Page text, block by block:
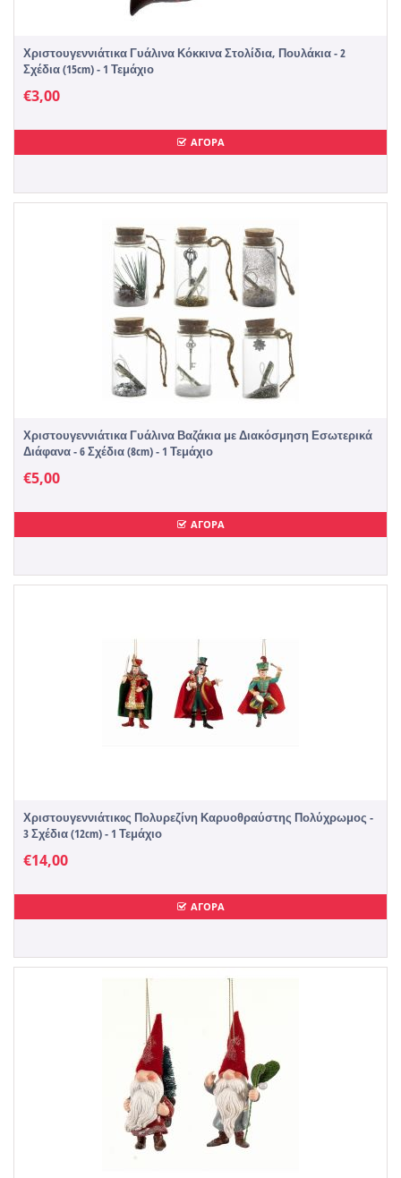
Χριστουγεννιάτικα Γυάλινα Κόκκινα Στολίδια, Πουλάκια - 2
Σχέδια (15cm) - 1 Τεμάχιο
€3,00
ΑΓΟΡΑ
Χριστουγεννιάτικα Γυάλινα Βαζάκια με Διακόσμηση Εσωτερικά
Διάφανα - 6 Σχέδια (8cm) - 1 Τεμάχιο
€5,00
ΑΓΟΡΑ
Χριστουγεννιάτικoς Πολυρεζίνη Καρυοθραύστης Πολύχρωμος -
3 Σχέδια (12cm) - 1 Τεμάχιο
€14,00
ΑΓΟΡΑ